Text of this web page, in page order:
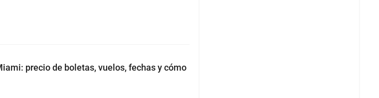
precio de boletas, vuelos, fechas y cómo